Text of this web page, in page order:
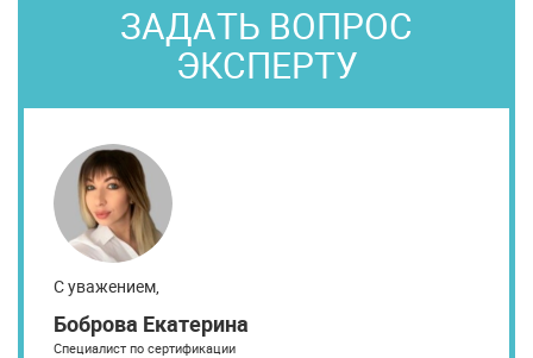
ЗАДАТЬ ВОПРОС
ЭКСПЕРТУ
С уважением,
Боброва Екатерина
Специалист по сертификации